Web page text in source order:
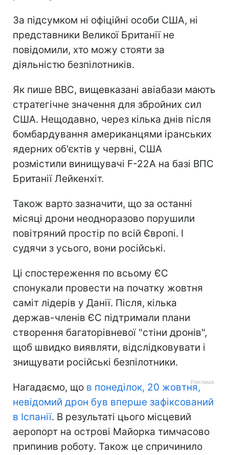
За підсумком ні офіційні особи США, ні
представники Великої Британії не
повідомили, хто можу стояти за
діяльністю безпілотників.
Як пише BBC, вищевказані авіабази мають
стратегічне значення для збройних сил
США. Нещодавно, через кілька днів після
бомбардування американцями іранських
ядерних об'єктів у червні, США
розмістили винищувачі F-22A на базі ВПС
Британії Лейкенхіт.
Також варто зазначити, що за останні
місяці дрони неодноразово порушили
повітряний простір по всій Європі. І
судячи з усього, вони російські.
Ці спостереження по всьому ЄС
спонукали провести на початку жовтня
саміт лідерів у Данії. Після, кілька
держав-членів ЄС підтримали плани
створення багаторівневої "стіни дронів",
щоб швидко виявляти, відслідковувати і
знищувати російські безпілотники.
Нагадаємо, що в понеділок, 20 жовтня,
невідомий дрон був вперше зафіксований
в Іспанії. В результаті цього місцевий
аеропорт на острові Майорка тимчасово
припинив роботу. Також це спричинило